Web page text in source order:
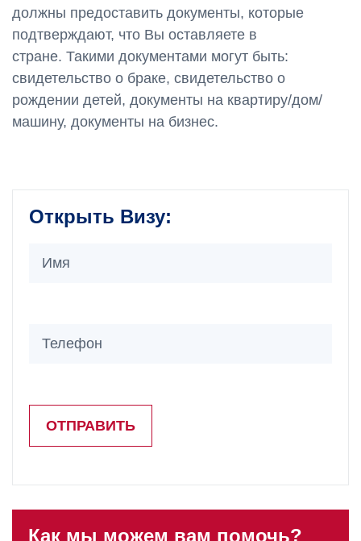
Открыть Визу:
Как мы можем вам помочь?
должны предоставить документы, которые
подтверждают, что Вы оставляете в
стране. Такими документами могут быть:
свидетельство о браке, свидетельство о
рождении детей, документы на квартиру/дом/
машину, документы на бизнес.